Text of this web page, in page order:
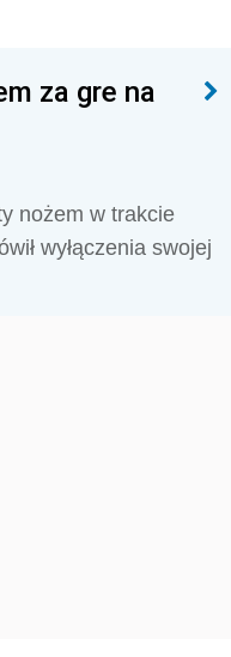
za gre na
nożem w trakcie
wyłączenia swojej